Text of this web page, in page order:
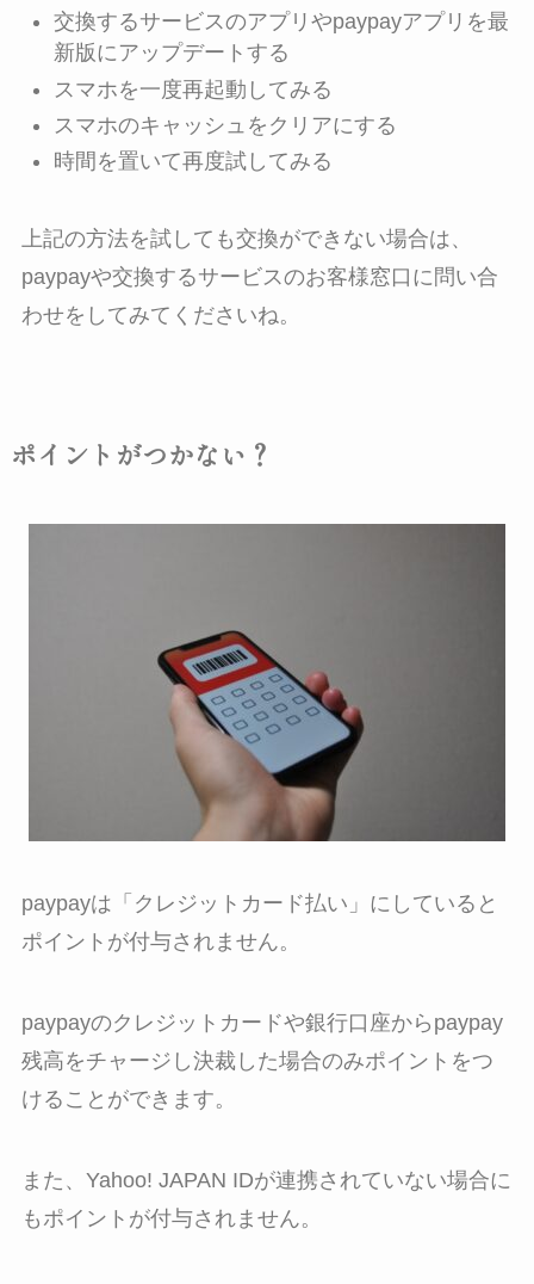
交換するサービスのアプリやpaypayアプリを最
新版にアップデートする
スマホを一度再起動してみる
スマホのキャッシュをクリアにする
時間を置いて再度試してみる
上記の方法を試しても交換ができない場合は、
paypayや交換するサービスのお客様窓口に問い合
わせをしてみてくださいね。
ポイントがつかない？
paypayは「クレジットカード払い」にしていると
ポイントが付与されません。
paypayのクレジットカードや銀行口座からpaypay
残高をチャージし決裁した場合のみポイントをつ
けることができます。
また、Yahoo! JAPAN IDが連携されていない場合に
もポイントが付与されません。